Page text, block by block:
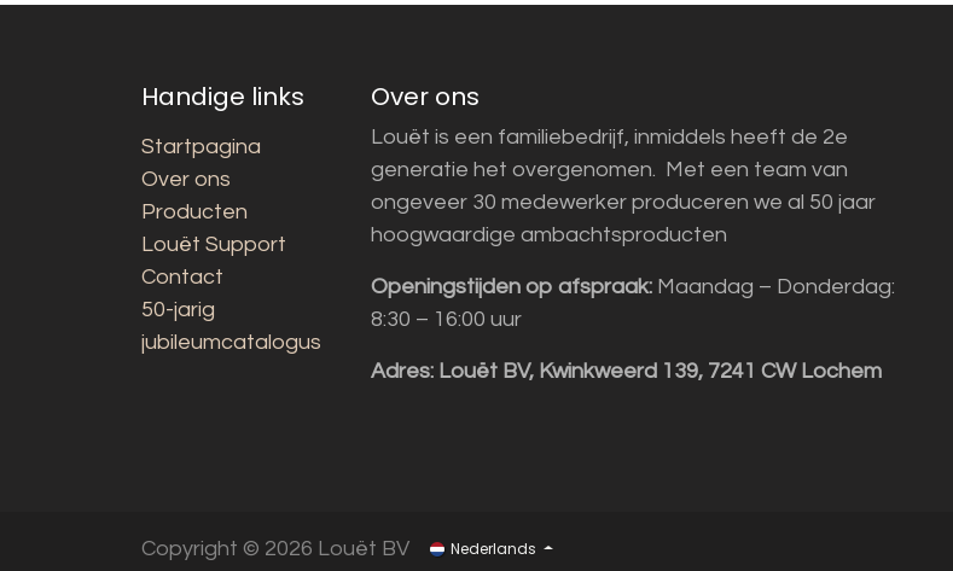
Handige links
Startpagina
Over ons
Producten
Louët Support
Contact
50-jarig
jubileumcatalogus
Over ons
Louët is een familiebedrijf, inmiddels heeft de 2e
generatie het overgenomen. Met een team van
ongeveer 30 medewerker produceren we al 50 jaar
hoogwaardige ambachtsproducten
Openingstijden op afspraak: Maandag – Donderdag:
8:30 – 16:00 uur
Adres: Louët BV, Kwinkweerd 139, 7241 CW Lochem
Copyright © 2026 Louët BV Nederlands